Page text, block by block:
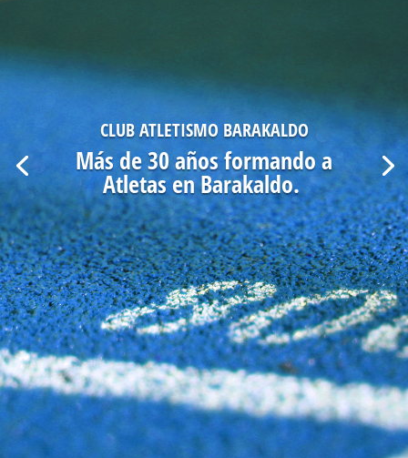
CLUB ATLETISMO BARAKALDO
Más de 30 años formando a
Atletas en Barakaldo.